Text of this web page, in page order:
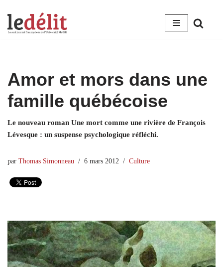
Aller
Amor et mors dans une
famille québécoise
Le nouveau roman Une mort comme une rivière de François
Lévesque : un suspense psychologique réfléchi.
par Thomas Simonneau 6 mars 2012 Culture